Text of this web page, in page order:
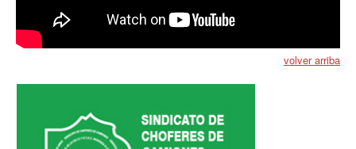
Noticias de Delegaciones y Seccionales
Novedades
volver arriba